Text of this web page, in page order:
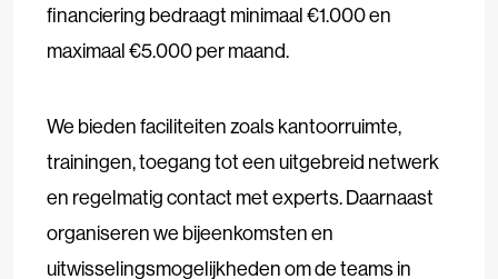
financiering bedraagt minimaal €1.000 en
maximaal €5.000 per maand.
We bieden faciliteiten zoals kantoorruimte,
trainingen, toegang tot een uitgebreid netwerk
en regelmatig contact met experts. Daarnaast
organiseren we bijeenkomsten en
uitwisselingsmogelijkheden om de teams in